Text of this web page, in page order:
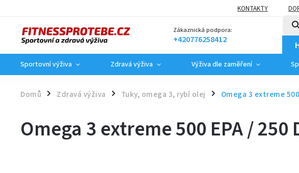
KONTAKTY
Zákaznická podpora:
+420776258412
Sportovní výživa Zdravá výživa Výživa dle zaměření
Domů / Zdravá výživa / Tuky, omega 3, rybí olej / Omega 3 extreme
Omega 3 extreme 500 EPA / 250